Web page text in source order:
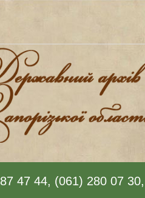
47 44, (061) 280 07